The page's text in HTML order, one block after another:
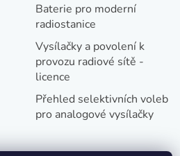
Baterie pro moderní
radiostanice
Vysílačky a povolení k
provozu radiové sítě -
licence
Přehled selektivních voleb
pro analogové vysílačky